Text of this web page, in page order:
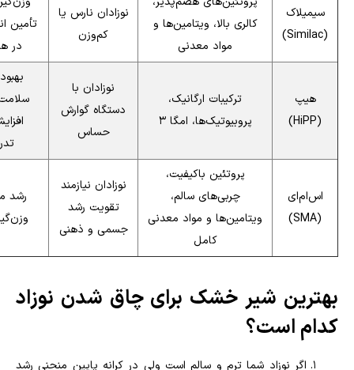
سیمیلاک
(Similac)
کالری بالا، ویتامین‌ها و
مواد معدنی
نوزادان نارس یا
کم‌وزن
تأمین
در
هیپ
(HiPP)
ترکیبات ارگانیک،
پروبیوتیک‌ها، امگا ۳
نوزادان با
دستگاه گوارش
حساس
اس‌ام‌ای
(SMA)
پروتئین باکیفیت،
چربی‌های سالم،
ویتامین‌ها و مواد معدنی
کامل
نوزادان نیازمند
تقویت رشد
جسمی و ذهنی
رشد
بهترین شیر خشک برای چاق شدن نوزاد
کدام است؟
اگر نوزاد شما ترم و سالم است ولی در کرانه پایین منحنی رشد